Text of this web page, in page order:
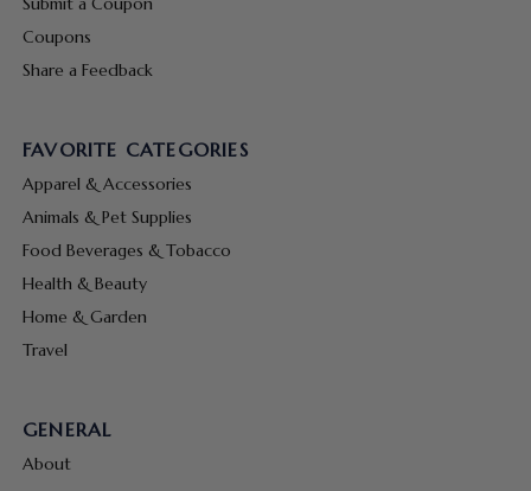
Coupons
Share a Feedback
FAVORITE CATEGORIES
Apparel & Accessories
Animals & Pet Supplies
Food Beverages & Tobacco
Health & Beauty
Home & Garden
Travel
GENERAL
About